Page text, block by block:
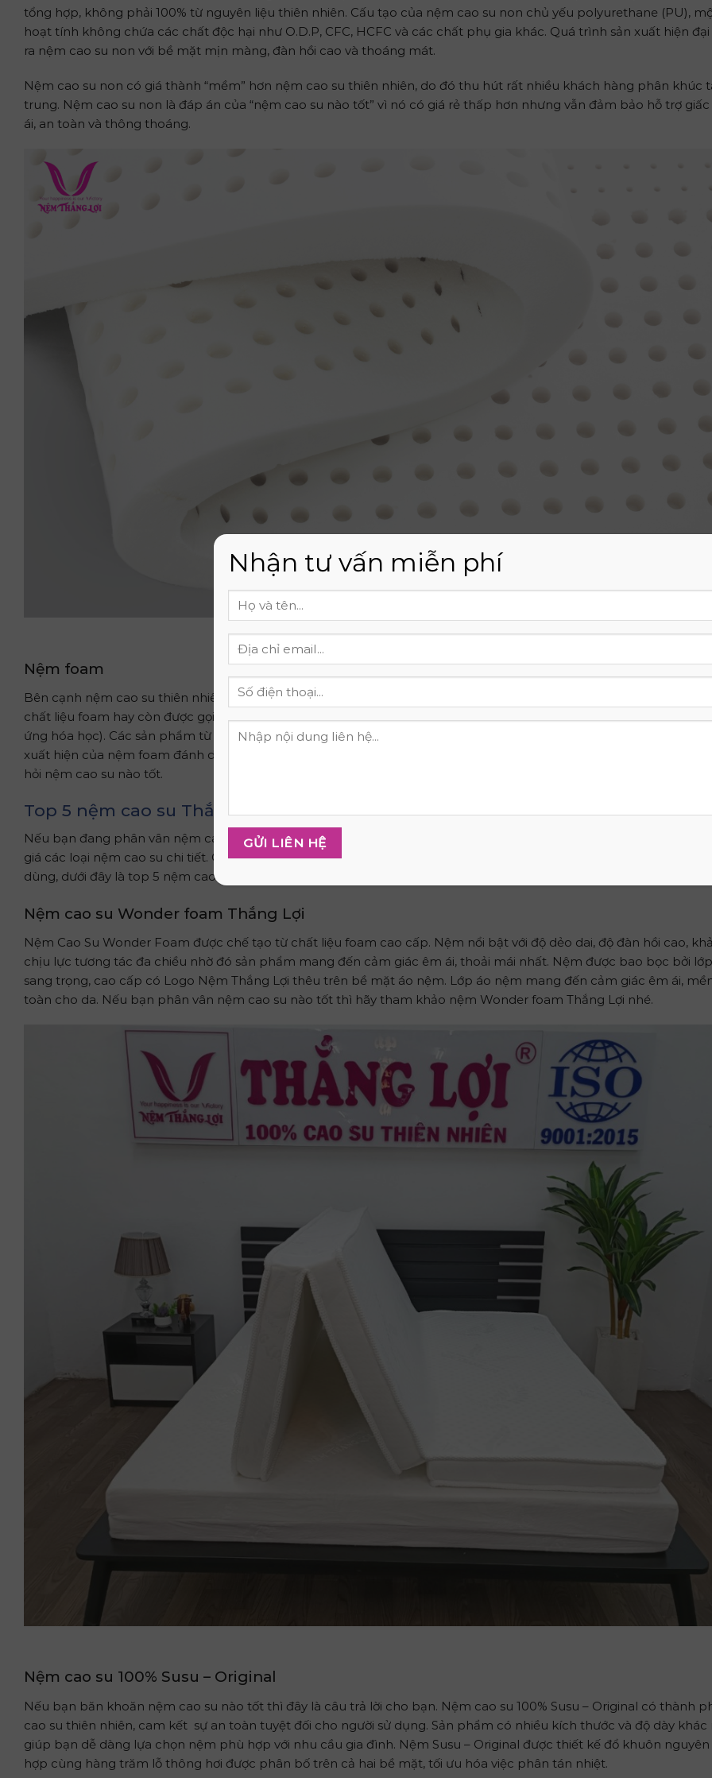
tổng hợp, không phải 100% từ nguyên liệu thiên nhiên. Cấu tạo của nệm cao su non chủ yếu polyurethane (PU),
hoạt tính không chứa các chất độc hại như O.D.P, CFC, HCFC và các chất phụ gia khác. Quá trình sản xuất hiện
ra nệm cao su non với bề mặt mịn màng, đàn hồi cao và thoáng mát.
Nệm cao su non có giá thành “mềm” hơn nệm cao su thiên nhiên, do đó thu hút rất nhiều khách hàng phân khúc
trung. Nệm cao su non là đáp án của “nệm cao su nào tốt” vì nó có giá rẻ thấp hơn nhưng vẫn đảm bảo hỗ trợ
ái, an toàn và thông thoáng.
Nệm foam
Bên cạnh nệm cao su thiên nhiên và cao su non thì nệm foam cũng rất được ưa chuộng, đệm foam là loại nệm
chất liệu foam hay còn được gọi là bọt xốp, có phần lõi thường được làm từ Polyurethane (bọt khí hình thành từ
ứng hóa học). Các sản phẩm từ chất liệu foam được đánh giá có độ bền cao, tính đàn hồi tốt và khả năng co giãn
xuất hiện của nệm foam đánh dấu một bước tiến lớn trong ngành chăn ga gối nệm. Nệm foam cũng là một đáp án
hỏi nệm cao su nào tốt.
Top 5 nệm cao su Thắng Lợi bán chạy nhất
Nếu bạn đang phân vân nệm cao su hãng nào tốt thì có thể tham khảo qua website Tổng Kho Nệm Thắng Lợi có
giá các loại nệm cao su chi tiết. Các các loại nệm cao su được ra mắt trên thị trường đã ghi dấu ấn trong lòng người
dùng, dưới đây là top 5 nệm cao su Thắng Lợi minh chứng cho giải đáp nệm cao su nào tốt.
Nệm cao su Wonder foam Thắng Lợi
Nệm Cao Su Wonder Foam được chế tạo từ chất liệu foam cao cấp. Nệm nổi bật với độ dẻo dai, độ đàn hồi cao,
chịu lực tương tác đa chiều nhờ đó sản phẩm mang đến cảm giác êm ái, thoải mái nhất. Nệm được bao bọc bởi
sang trọng, cao cấp có Logo Nệm Thắng Lợi thêu trên bề mặt áo nệm. Lớp áo nệm mang đến cảm giác êm ái,
toàn cho da. Nếu bạn phân vân nệm cao su nào tốt thì hãy tham khảo nệm Wonder foam Thắng Lợi nhé.
Nệm cao su 100% Susu – Original
Nếu bạn băn khoăn nệm cao su nào tốt thì đây là câu trả lời cho bạn. Nệm cao su 100% Susu – Original có thành
cao su thiên nhiên, cam kết sự an toàn tuyệt đối cho người sử dụng. Sản phẩm có nhiều kích thước và độ dày khác
giúp bạn dễ dàng lựa chọn nệm phù hợp với nhu cầu gia đình. Nệm Susu – Original được thiết kế đổ khuôn
hợp cùng hàng trăm lỗ thông hơi được phân bố trên cả hai bề mặt, tối ưu hóa việc phân tán nhiệt.
Nhận tư vấn miễn phí